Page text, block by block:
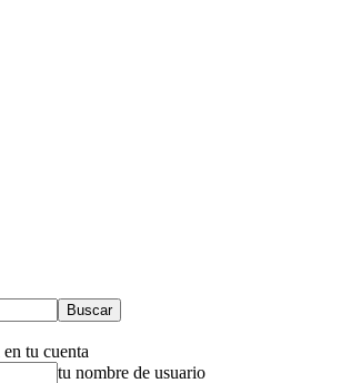
tu cuenta
tu nombre de usuario